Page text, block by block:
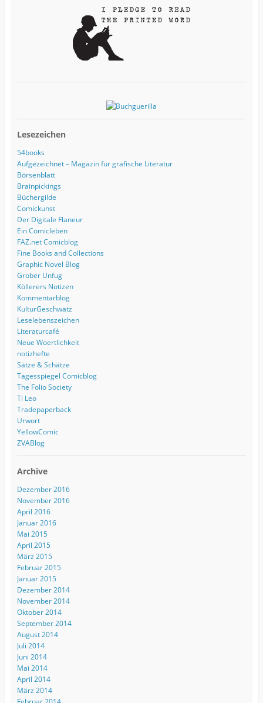
Lesezeichen
54books
Aufgezeichnet – Magazin für grafische Literatur
Börsenblatt
Brainpickings
Büchergilde
Comickunst
Der Digitale Flaneur
Ein Comicleben
FAZ.net Comicblog
Fine Books and Collections
Graphic Novel Blog
Grober Unfug
Köllerers Notizen
Kommentarblog
KulturGeschwätz
Leselebenszeichen
Literaturcafé
Neue Woertlichkeit
notizhefte
Sätze & Schätze
Tagesspiegel Comicblog
The Folio Society
Ti Leo
Tradepaperback
Urwort
YellowComic
ZVABlog
Archive
Dezember 2016
November 2016
April 2016
Januar 2016
Mai 2015
April 2015
März 2015
Februar 2015
Januar 2015
Dezember 2014
November 2014
Oktober 2014
September 2014
August 2014
Juli 2014
Juni 2014
Mai 2014
April 2014
März 2014